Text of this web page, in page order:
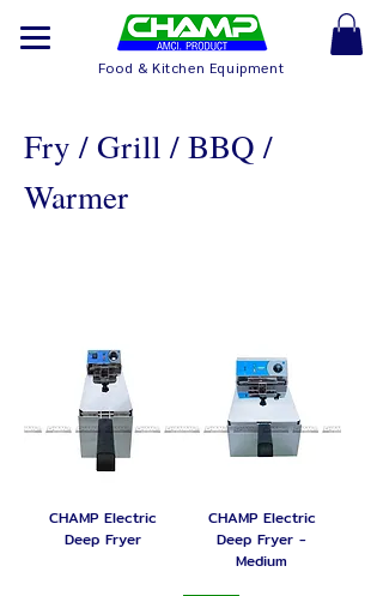
Food & Kitchen Equipment
Fry / Grill / BBQ /
Warmer
CHAMP Electric
Deep Fryer
CHAMP Electric
Deep Fryer -
Medium